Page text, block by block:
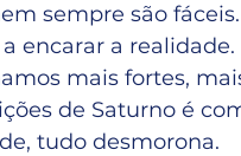
sempre são
encarar a
mais fortes,
de Saturno é
tudo desmorona.